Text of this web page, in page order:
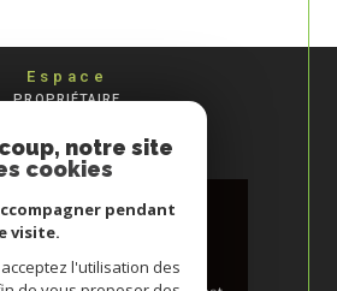
Espace
PROPRIÉTAIRE
notre site
cookies
pendant
visite.
l'utilisation des